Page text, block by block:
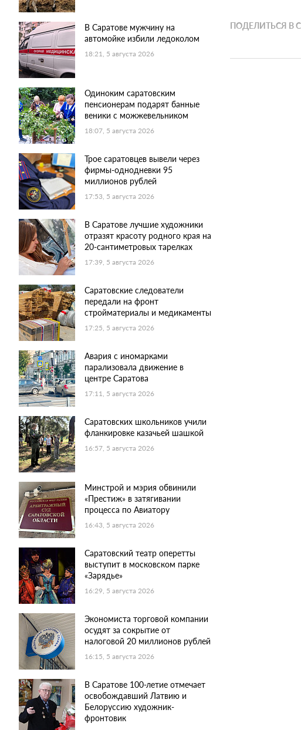
В Саратове мужчину на
автомойке избили ледоколом
18:21, 5 августа 2026
Одиноким саратовским
пенсионерам подарят банные
веники с можжевельником
18:07, 5 августа 2026
Трое саратовцев вывели через
фирмы-однодневки 95
миллионов рублей
17:53, 5 августа 2026
В Саратове лучшие художники
отразят красоту родного края на
20-сантиметровых тарелках
17:39, 5 августа 2026
Саратовские следователи
передали на фронт
стройматериалы и медикаменты
17:25, 5 августа 2026
Авария с иномарками
парализовала движение в
центре Саратова
17:11, 5 августа 2026
Саратовских школьников учили
фланкировке казачьей шашкой
16:57, 5 августа 2026
Минстрой и мэрия обвинили
«Престиж» в затягивании
процесса по Авиатору
16:43, 5 августа 2026
Саратовский театр оперетты
выступит в московском парке
«Зарядье»
16:29, 5 августа 2026
Экономиста торговой компании
осудят за сокрытие от
налоговой 20 миллионов рублей
16:15, 5 августа 2026
В Саратове 100-летие отмечает
освобождавший Латвию и
Белоруссию художник-
фронтовик
ПОДЕЛИТЬСЯ В